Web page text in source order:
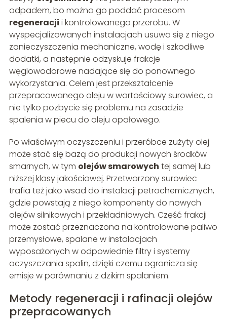
odpadem, bo można go poddać procesom
regeneracji i kontrolowanego przerobu. W
wyspecjalizowanych instalacjach usuwa się z niego
zanieczyszczenia mechaniczne, wodę i szkodliwe
dodatki, a następnie odzyskuje frakcje
węglowodorowe nadające się do ponownego
wykorzystania. Celem jest przekształcenie
przepracowanego oleju w wartościowy surowiec, a
nie tylko pozbycie się problemu na zasadzie
spalenia w piecu do oleju opałowego.
Po właściwym oczyszczeniu i przeróbce zużyty olej
może stać się bazą do produkcji nowych środków
smarnych, w tym olejów smarowych tej samej lub
niższej klasy jakościowej. Przetworzony surowiec
trafia też jako wsad do instalacji petrochemicznych,
gdzie powstają z niego komponenty do nowych
olejów silnikowych i przekładniowych. Część frakcji
może zostać przeznaczona na kontrolowane paliwo
przemysłowe, spalane w instalacjach
wyposażonych w odpowiednie filtry i systemy
oczyszczania spalin, dzięki czemu ogranicza się
emisje w porównaniu z dzikim spalaniem.
Metody regeneracji i rafinacji olejów
przepracowanych